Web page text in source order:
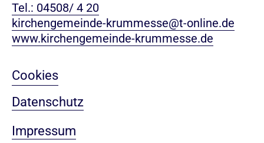
Tel.: 04508/ 4 20
kirchengemeinde-krummesse@t-online.de
www.kirchengemeinde-krummesse.de
Cookies
Datenschutz
Impressum